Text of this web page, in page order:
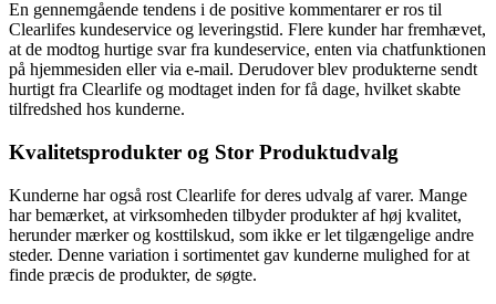
En gennemgående tendens i de positive kommentarer er ros til
Clearlifes kundeservice og leveringstid. Flere kunder har fremhævet,
at de modtog hurtige svar fra kundeservice, enten via chatfunktionen
på hjemmesiden eller via e-mail. Derudover blev produkterne sendt
hurtigt fra Clearlife og modtaget inden for få dage, hvilket skabte
tilfredshed hos kunderne.
Kvalitetsprodukter og Stor Produktudvalg
Kunderne har også rost Clearlife for deres udvalg af varer. Mange
har bemærket, at virksomheden tilbyder produkter af høj kvalitet,
herunder mærker og kosttilskud, som ikke er let tilgængelige andre
steder. Denne variation i sortimentet gav kunderne mulighed for at
finde præcis de produkter, de søgte.